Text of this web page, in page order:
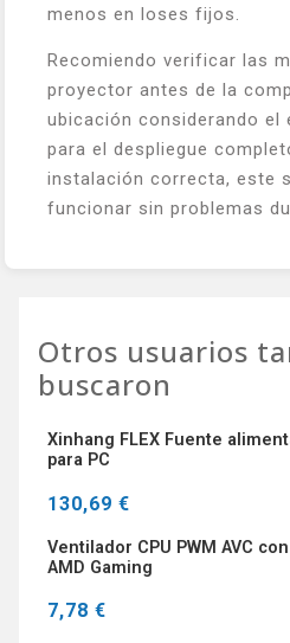
menos en loses fijos.
Recomiendo verificar las
proyector antes de la
ubicación considerando el
para el despliegue
instalación correcta, este
funcionar sin problemas
Otros usuarios
buscaron
Xinhang FLEX Fuente
para PC
130,69 €
Ventilador CPU PWM AVC
AMD Gaming
7,78 €